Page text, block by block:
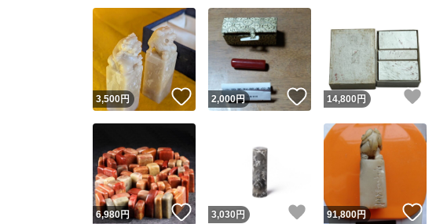
3,500円 いいね！
2,000円 いいね！
14,800 円
6,980円 いいね！
3,030 円 いいね！
91,800円